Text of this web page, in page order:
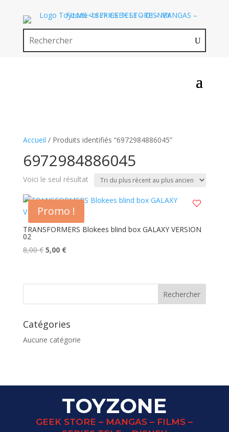
Accueil / Produits identifiés “6972984886045”
6972984886045
Voici le seul résultat
Promo !
TRANSFORMERS Blokees blind box GALAXY VERSION
02
8,00€ Le
était :
5,00 €Le
est :
Catégories
Aucune catégorie
TOYZONE
GEEK STORE – MANGAS – FILMS –